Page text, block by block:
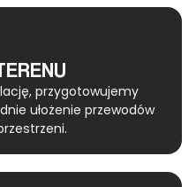
przygotowujemy
ułożenie przewodów